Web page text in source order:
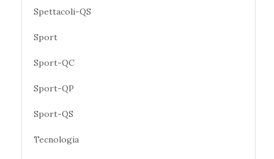
Spettacoli-QS
Sport
Sport-QC
Sport-QP
Sport-QS
Tecnologia